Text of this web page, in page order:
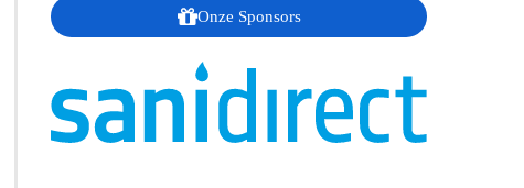
Onze Sponsors